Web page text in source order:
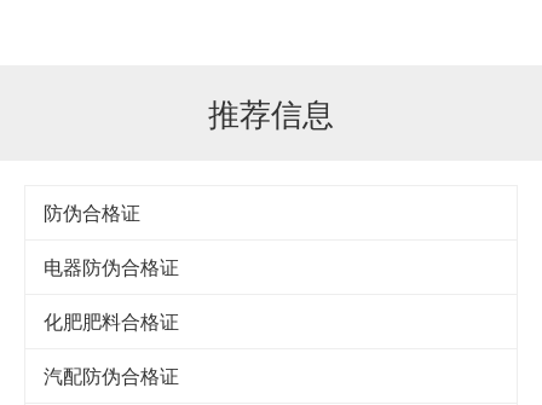
推荐信息
防伪合格证
电器防伪合格证
化肥肥料合格证
汽配防伪合格证